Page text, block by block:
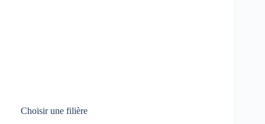
Choisir une filière